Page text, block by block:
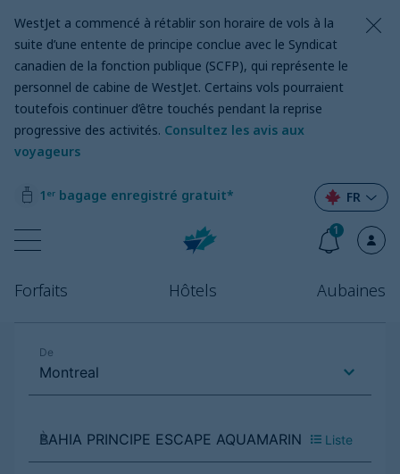
WestJet a commencé à rétablir son horaire de vols à la
suite d’une entente de principe conclue avec le Syndicat
canadien de la fonction publique (SCFP), qui représente le
personnel de cabine de WestJet. Certains vols pourraient
toutefois continuer d’être touchés pendant la reprise
progressive des activités. Consultez les avis aux
voyageurs
1ᵉʳ bagage enregistré gratuit*
Forfaits Hôtels Aubaines
FR
1